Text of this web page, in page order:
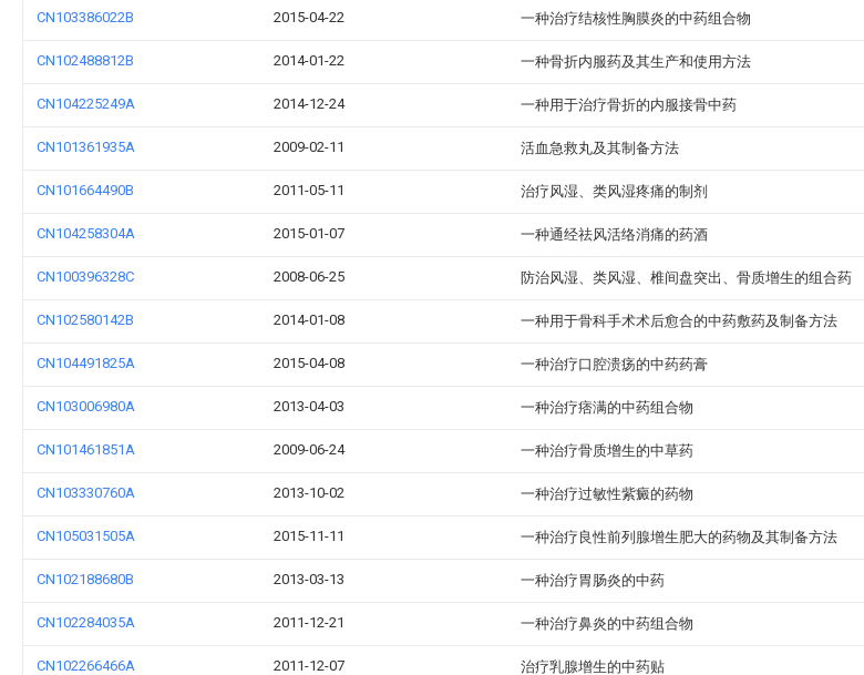
CN103386022B 2015-04-22 一种治疗结核性胸膜炎的中药组合物
CN102488812B 2014-01-22 一种骨折内服药及其生产和使用方法
CN104225249A 2014-12-24 一种用于治疗骨折的内服接骨中药
CN101361935A 2009-02-11 活血急救丸及其制备方法
CN101664490B 2011-05-11 治疗风湿、类风湿疼痛的制剂
CN104258304A 2015-01-07 一种通经祛风活络消痛的药酒
CN100396328C 2008-06-25 防治风湿、类风湿、椎间盘突出、骨质增生的组合药
CN102580142B 2014-01-08 一种用于骨科手术术后愈合的中药敷药及制备方法
CN104491825A 2015-04-08 一种治疗口腔溃疡的中药药膏
CN103006980A 2013-04-03 一种治疗痞满的中药组合物
CN101461851A 2009-06-24 一种治疗骨质增生的中草药
CN103330760A 2013-10-02 一种治疗过敏性紫癜的药物
CN105031505A 2015-11-11 一种治疗良性前列腺增生肥大的药物及其制备方法
CN102188680B 2013-03-13 一种治疗胃肠炎的中药
CN102284035A 2011-12-21 一种治疗鼻炎的中药组合物
CN102266466A 2011-12-07 治疗乳腺增生的中药贴